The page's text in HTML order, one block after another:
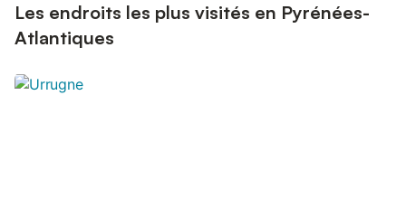
Les endroits les plus visités en Pyrénées-
Atlantiques